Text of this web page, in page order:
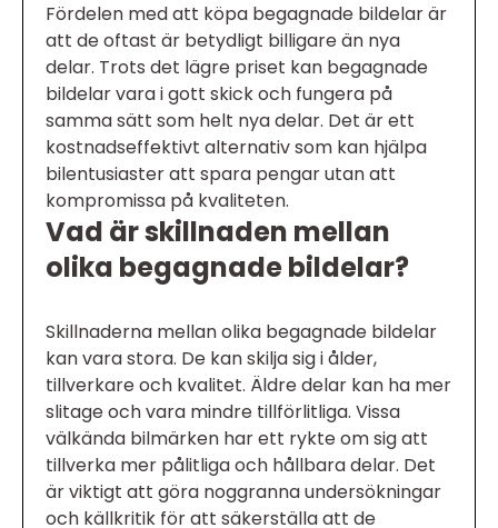
Fördelen med att köpa begagnade bildelar är
att de oftast är betydligt billigare än nya
delar. Trots det lägre priset kan begagnade
bildelar vara i gott skick och fungera på
samma sätt som helt nya delar. Det är ett
kostnadseffektivt alternativ som kan hjälpa
bilentusiaster att spara pengar utan att
kompromissa på kvaliteten.
Vad är skillnaden mellan
olika begagnade bildelar?
Skillnaderna mellan olika begagnade bildelar
kan vara stora. De kan skilja sig i ålder,
tillverkare och kvalitet. Äldre delar kan ha mer
slitage och vara mindre tillförlitliga. Vissa
välkända bilmärken har ett rykte om sig att
tillverka mer pålitliga och hållbara delar. Det
är viktigt att göra noggranna undersökningar
och källkritik för att säkerställa att de